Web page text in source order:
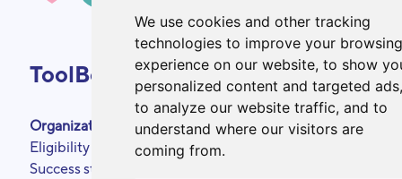
We use cookies and other tracking
technologies to improve your browsing
experience on our website, to show
personalized content and targeted ads,
to analyze our website traffic, and to
understand where our visitors are
coming from.
ToolBox
Organizations
Eligibility criteria
Success stories
About
Podcasts